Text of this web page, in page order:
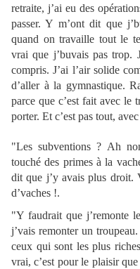
retraite, j’ai eu des
passer. Y m’ont dit que
quand on travaille tout le
vrai que j’buvais pas trop.
compris. J’ai l’air solide
d’aller à la gymnastique.
parce que c’est fait avec le
porter. Et c’est pas tout,
"Les subventions ? Ah
touché des primes à la
dit que j’y avais plus droit.
d’vaches !.
"Y faudrait que j’remonte
j’vais remonter un
ceux qui sont les plus
vrai, c’est pour le plaisir